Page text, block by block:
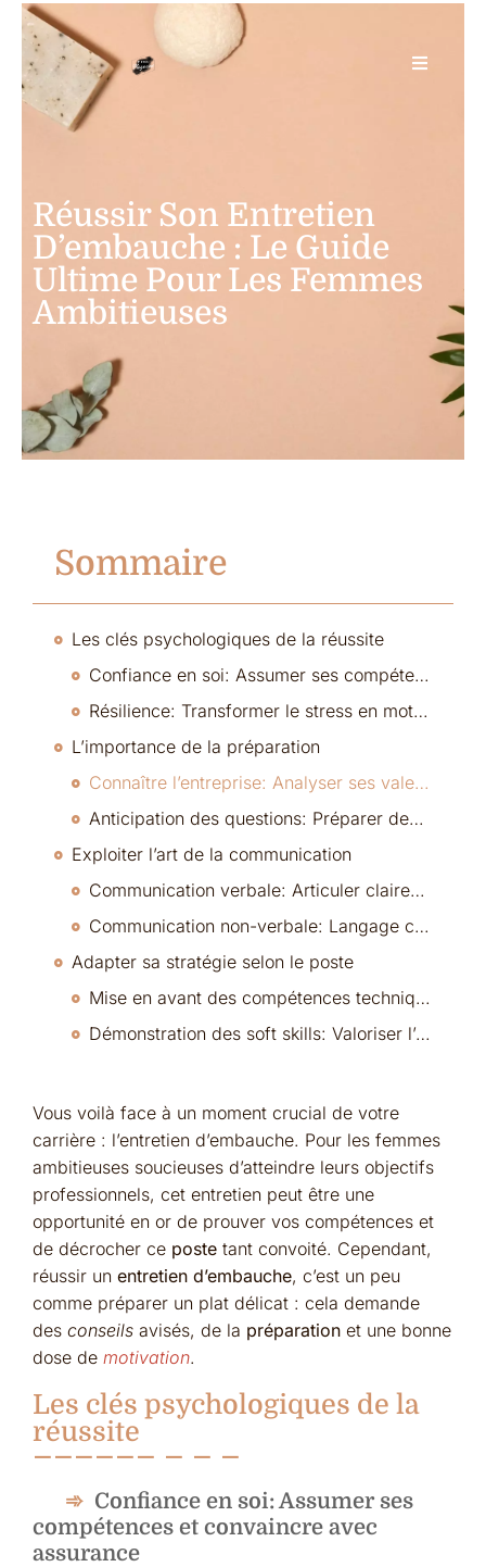
Réussir Son Entretien
D’embauche : Le Guide
Ultime Pour Les Femmes
Ambitieuses
Sommaire
Les clés psychologiques de la réussite
Confiance en soi: Assumer ses compétences et convaincre avec assurance
Résilience: Transformer le stress en moteur de réussite
L’importance de la préparation
Connaître l’entreprise: Analyser ses valeurs, sa culture et ses objectifs
Anticipation des questions: Préparer des réponses structurées et percutantes
Exploiter l’art de la communication
Communication verbale: Articuler clairement ses idées et ses expériences
Communication non-verbale: Langage corporel et posture positive
Adapter sa stratégie selon le poste
Mise en avant des compétences techniques: Adapter son discours selon le secteur
Démonstration des soft skills: Valoriser l’empathie, le leadership et la collaboration
Vous voilà face à un moment crucial de votre
carrière : l’entretien d’embauche. Pour les femmes
ambitieuses soucieuses d’atteindre leurs objectifs
professionnels, cet entretien peut être une
opportunité en or de prouver vos compétences et
de décrocher ce poste tant convoité. Cependant,
réussir un entretien d’embauche, c’est un peu
comme préparer un plat délicat : cela demande
des conseils avisés, de la préparation et une bonne
dose de motivation.
Les clés psychologiques de la
réussite
Confiance en soi: Assumer ses
compétences et convaincre avec
assurance